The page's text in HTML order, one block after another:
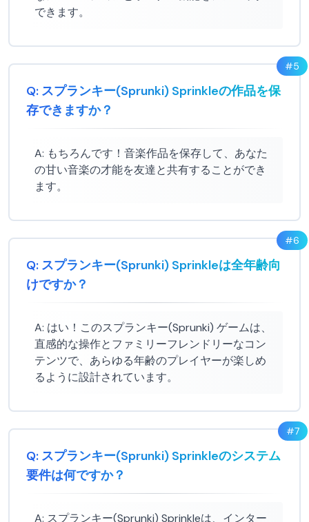
できます。
#5
Q: スプランキー(Sprunki) Sprinkleの作品を保
存できますか？
A: もちろんです！音楽作品を保存して、あなた
の甘い音楽の才能を友達と共有することができ
ます。
#6
Q: スプランキー(Sprunki) Sprinkleは全年齢向
けですか？
A: はい！このスプランキー(Sprunki) ゲームは、
直感的な操作とファミリーフレンドリーなコン
テンツで、あらゆる年齢のプレイヤーが楽しめ
るように設計されています。
#7
Q: スプランキー(Sprunki) Sprinkleのシステム
要件は何ですか？
A: スプランキー(Sprunki) Sprinkleは、インター